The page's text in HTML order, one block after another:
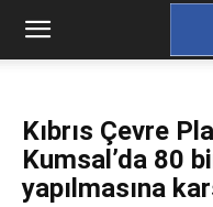
Kıbrıs Çevre
Kumsal’da 80
yapılmasına